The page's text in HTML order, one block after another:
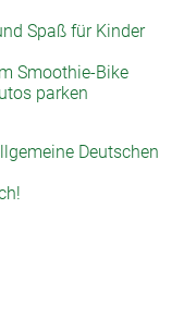
Spaß für Kinder
Smoothie-Bike
parken
Deutschen